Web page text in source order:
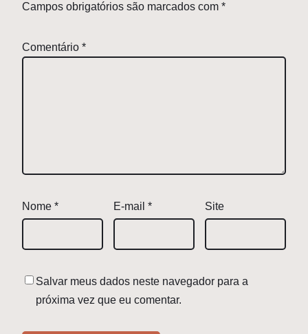
Campos obrigatórios são marcados com *
Comentário *
Nome * E-mail * Site
Salvar meus dados neste navegador para a
próxima vez que eu comentar.